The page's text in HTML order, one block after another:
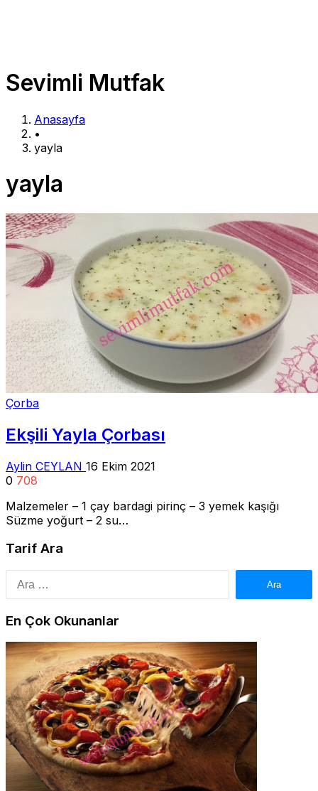
Sevimli Mutfak
Anasayfa
•
yayla
yayla
Çorba
Ekşili Yayla Çorbası
Aylin CEYLAN 16 Ekim 2021
0 708
Malzemeler – 1 çay bardagi pirinç – 3 yemek kaşığı
Süzme yoğurt – 2 su…
Tarif Ara
En Çok Okunanlar